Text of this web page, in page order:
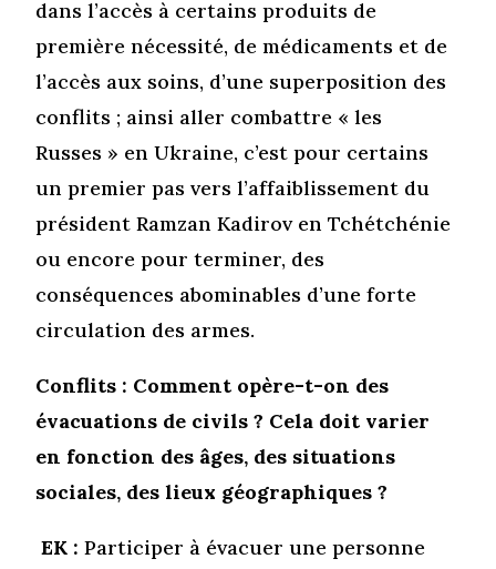
dans l’accès à certains produits de
première nécessité, de médicaments et de
l’accès aux soins, d’une superposition des
conflits ; ainsi aller combattre « les
Russes » en Ukraine, c’est pour certains
un premier pas vers l’affaiblissement du
président Ramzan Kadirov en Tchétchénie
ou encore pour terminer, des
conséquences abominables d’une forte
circulation des armes.
Conflits : Comment opère-t-on des
évacuations de civils ? Cela doit varier
en fonction des âges, des situations
sociales, des lieux géographiques ?
EK : Participer à évacuer une personne